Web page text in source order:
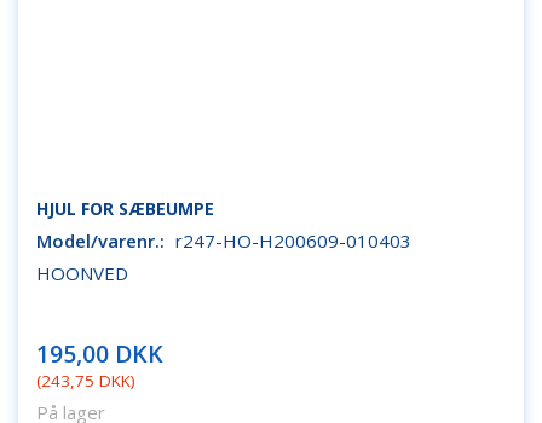
HJUL FOR SÆBEUMPE
Model/varenr.: r247-HO-H200609-010403
HOONVED
195,00 DKK
(243,75 DKK)
På lager